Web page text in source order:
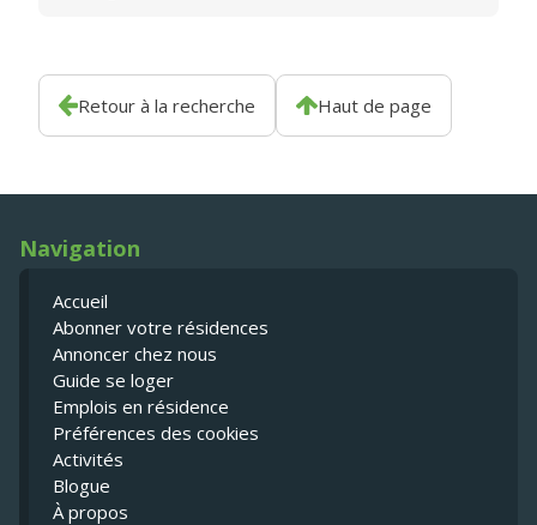
Retour à la recherche Haut de page
Navigation
Accueil
Abonner votre résidences
Annoncer chez nous
Guide se loger
Emplois en résidence
Préférences des cookies
Activités
Blogue
À propos